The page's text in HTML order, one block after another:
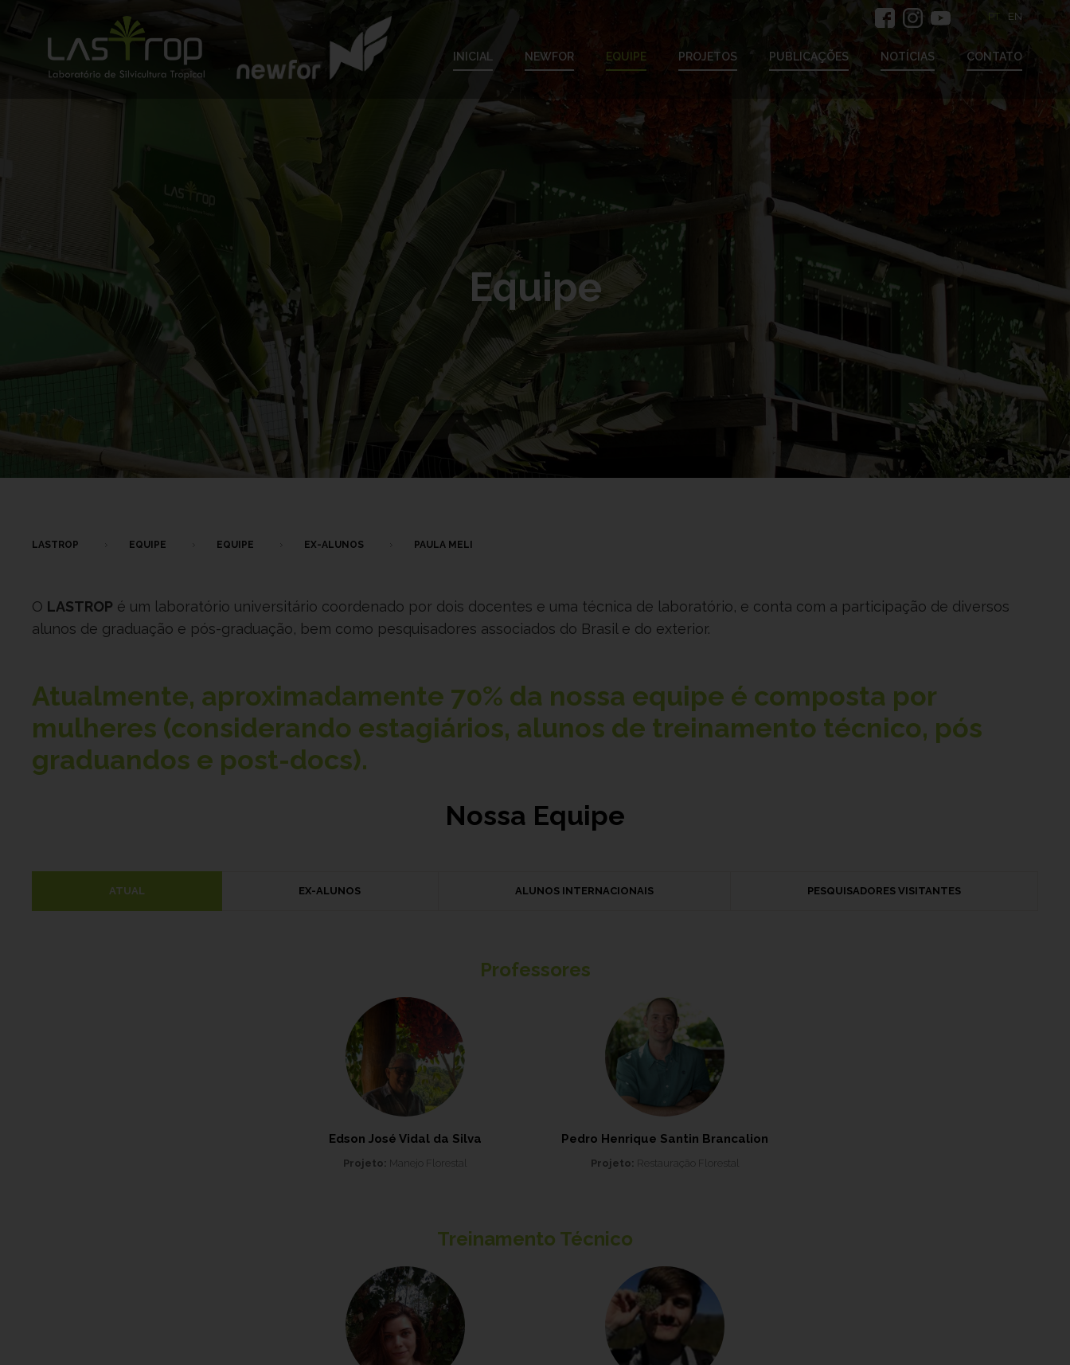
INICIAL NEWFOR EQUIPE PROJETOS PUBLICAÇÕES NOTÍCIAS CONTATO
PT EN
Equipe
LASTROP EQUIPE EQUIPE EX-ALUNOS PAULA MELI
O LASTROP é um laboratório universitário coordenado por dois docentes e uma técnica de laboratório, e conta com a participação de diversos
alunos de graduação e pós-graduação, bem como pesquisadores associados do Brasil e do exterior.
Atualmente, aproximadamente 70% da nossa equipe é composta por
mulheres (considerando estagiários, alunos de treinamento técnico, pós
graduandos e post-docs).
Nossa Equipe
ATUAL EX-ALUNOS ALUNOS INTERNACIONAIS PESQUISADORES VISITANTES
Professores
Edson José Vidal da Silva
Projeto: Manejo Florestal
Pedro Henrique Santin Brancalion
Projeto: Restauração Florestal
Treinamento Técnico